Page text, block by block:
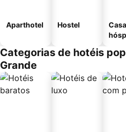
Aparthotel Hostel
Categorias de hotéis
Grande